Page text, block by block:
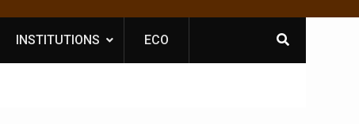
INSTITUTIONS ECO